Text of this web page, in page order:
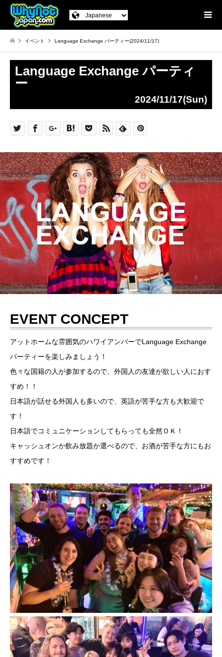
イベント Language Exchange パーティー(2024/11/17)
Language Exchange パーティ
ー
2024/11/17(Sun)
EVENT CONCEPT
アットホームな雰囲気のハワイアンバーでLanguage Exchange
パーティーを楽しみましょう！
色々な国籍の人が参加するので、外国人の友達が欲しい人におす
すめ！！
日本語が話せる外国人も多いので、英語が苦手な方も大歓迎で
す！
日本語でコミュニケーションしてもらっても全然ＯＫ！
キャッシュオンか飲み放題か選べるので、お酒が苦手な方にもお
すすめです！